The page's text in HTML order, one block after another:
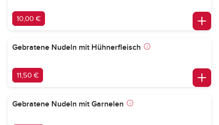
10,00 €
Gebratene Nudeln mit Hühnerfleisch
11,50 €
Gebratene Nudeln mit Garnelen